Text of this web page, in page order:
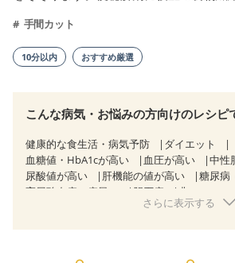
手間カット
10分以内 おすすめ厳選
こんな病気・お悩みの方向けのレシピ
健康的な食生活・病気予防
ダイエット
血糖値・HbA1cが高い
血圧が高い
中性
尿酸値が高い
肝機能の値が高い 糖尿病
高尿酸血症（痛風）
胆石症 非アルコー
過敏性腸症候群（IBS）
睡
さらに表示する